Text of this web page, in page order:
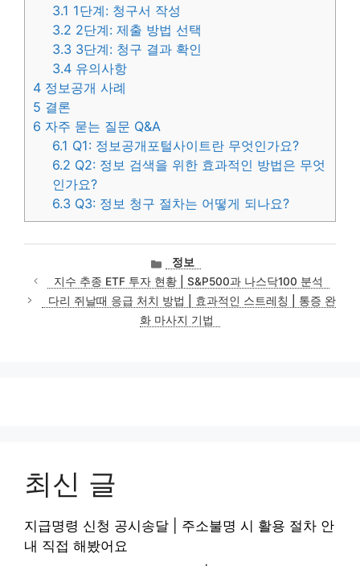
3.1 1단계: 청구서 작성
3.2 2단계: 제출 방법 선택
3.3 3단계: 청구 결과 확인
3.4 유의사항
4 정보공개 사례
5 결론
6 자주 묻는 질문 Q&A
6.1 Q1: 정보공개포털사이트란 무엇인가요?
6.2 Q2: 정보 검색을 위한 효과적인 방법은 무엇
인가요?
6.3 Q3: 정보 청구 절차는 어떻게 되나요?
카
테
고
리
정보
지수 추종 ETF 투자 현황 | S&P500과 나스닥100 분석
다리 쥐날때 응급 처치 방법 | 효과적인 스트레칭 | 통증 완
화 마사지 기법
최신 글
지급명령 신청 공시송달 | 주소불명 시 활용 절차 안
내 직접 해봤어요